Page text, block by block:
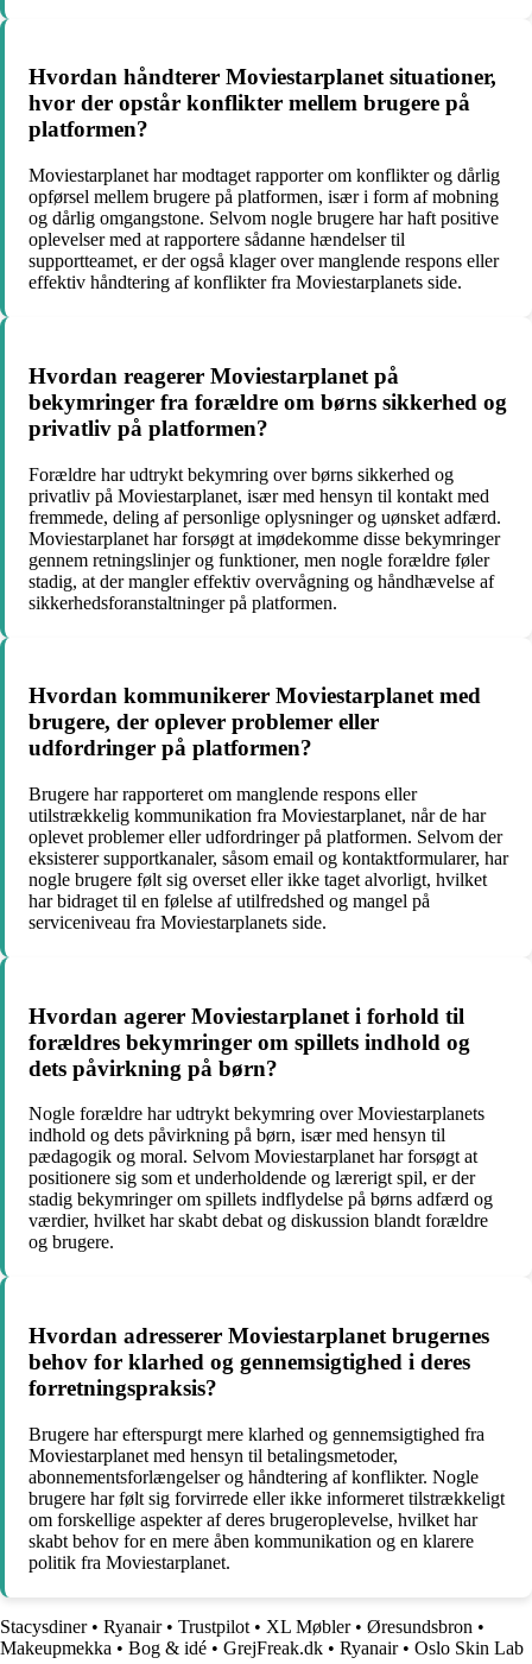
Hvordan håndterer Moviestarplanet situationer,
hvor der opstår konflikter mellem brugere på
platformen?
Moviestarplanet har modtaget rapporter om konflikter og dårlig
opførsel mellem brugere på platformen, især i form af mobning
og dårlig omgangstone. Selvom nogle brugere har haft positive
oplevelser med at rapportere sådanne hændelser til
supportteamet, er der også klager over manglende respons eller
effektiv håndtering af konflikter fra Moviestarplanets side.
Hvordan reagerer Moviestarplanet på
bekymringer fra forældre om børns sikkerhed og
privatliv på platformen?
Forældre har udtrykt bekymring over børns sikkerhed og
privatliv på Moviestarplanet, især med hensyn til kontakt med
fremmede, deling af personlige oplysninger og uønsket adfærd.
Moviestarplanet har forsøgt at imødekomme disse bekymringer
gennem retningslinjer og funktioner, men nogle forældre føler
stadig, at der mangler effektiv overvågning og håndhævelse af
sikkerhedsforanstaltninger på platformen.
Hvordan kommunikerer Moviestarplanet med
brugere, der oplever problemer eller
udfordringer på platformen?
Brugere har rapporteret om manglende respons eller
utilstrækkelig kommunikation fra Moviestarplanet, når de har
oplevet problemer eller udfordringer på platformen. Selvom der
eksisterer supportkanaler, såsom email og kontaktformularer, har
nogle brugere følt sig overset eller ikke taget alvorligt, hvilket
har bidraget til en følelse af utilfredshed og mangel på
serviceniveau fra Moviestarplanets side.
Hvordan agerer Moviestarplanet i forhold til
forældres bekymringer om spillets indhold og
dets påvirkning på børn?
Nogle forældre har udtrykt bekymring over Moviestarplanets
indhold og dets påvirkning på børn, især med hensyn til
pædagogik og moral. Selvom Moviestarplanet har forsøgt at
positionere sig som et underholdende og lærerigt spil, er der
stadig bekymringer om spillets indflydelse på børns adfærd og
værdier, hvilket har skabt debat og diskussion blandt forældre
og brugere.
Hvordan adresserer Moviestarplanet brugernes
behov for klarhed og gennemsigtighed i deres
forretningspraksis?
Brugere har efterspurgt mere klarhed og gennemsigtighed fra
Moviestarplanet med hensyn til betalingsmetoder,
abonnementsforlængelser og håndtering af konflikter. Nogle
brugere har følt sig forvirrede eller ikke informeret tilstrækkeligt
om forskellige aspekter af deres brugeroplevelse, hvilket har
skabt behov for en mere åben kommunikation og en klarere
politik fra Moviestarplanet.
Stacysdiner• Ryanair• Trustpilot • XL Møbler• Øresundsbron •
Makeupmekka • Bog & idé • GrejFreak.dk • Ryanair• Oslo Skin Lab